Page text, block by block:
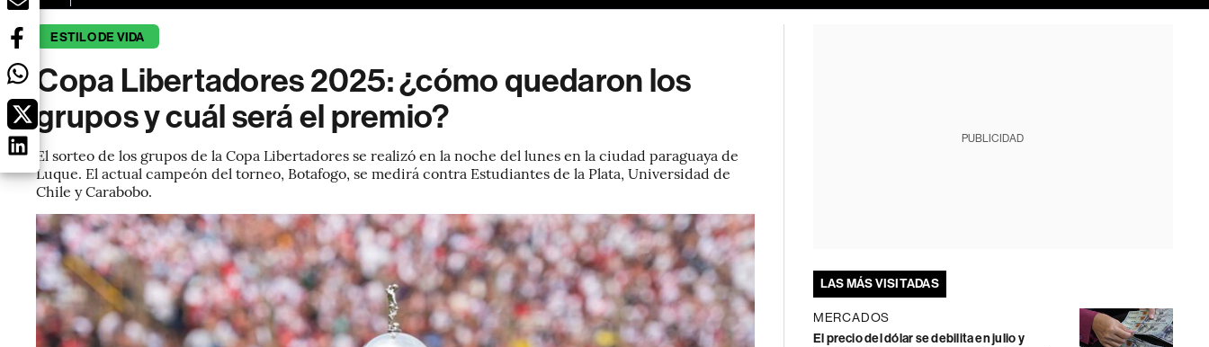
ESTILO DE VIDA
Copa Libertadores 2025: ¿cómo quedaron los
grupos y cuál será el premio?
El sorteo de los grupos de la Copa Libertadores se realizó en la noche del lunes en la ciudad paraguaya de
Luque. El actual campeón del torneo, Botafogo, se medirá contra Estudiantes de la Plata, Universidad de
Chile y Carabobo.
PUBLICIDAD
LAS MÁS VISITADAS
MERCADOS
El precio del dólar se debilita en julio y